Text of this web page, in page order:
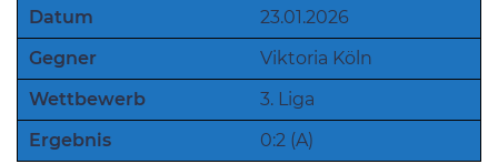
Datum
23.01.2026
Gegner
Viktoria Köln
Wettbewerb
3. Liga
Ergebnis
0:2 (A)